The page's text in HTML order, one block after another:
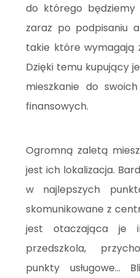
do którego będziemy
zaraz po podpisaniu
takie które wymagają
Dzięki temu kupujący
mieszkanie do
finansowych.
Ogromną zaletą
jest ich lokalizacja.
w najlepszych
skomunikowane z
jest otaczająca je
przedszkola,
punkty usługowe...